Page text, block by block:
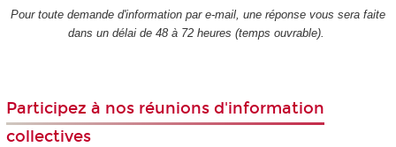
Pour toute demande d'information par e-mail, une réponse vous sera faite
dans un délai de 48 à 72 heures (temps ouvrable).
Participez à nos réunions d'information
collectives